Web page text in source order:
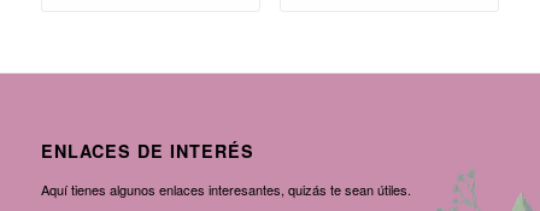
ENLACES DE INTERÉS
Aquí tienes algunos enlaces interesantes, quizás te sean útiles.